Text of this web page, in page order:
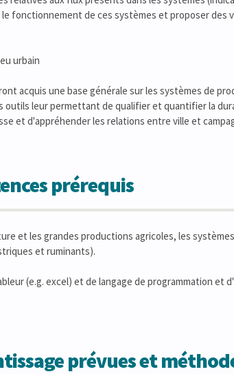
fonctionnement de ces systèmes et proposer des
urbain
acquis une base générale sur les systèmes de
leur permettant de qualifier et quantifier la
et d'appréhender les relations entre ville et
prérequis
et les grandes productions agricoles, les
et ruminants).
(e.g. excel) et de langage de programmation et
prévues et